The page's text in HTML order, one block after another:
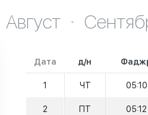
Август
Дата д/н
1 ЧТ 05:10
2 ПТ 05:12